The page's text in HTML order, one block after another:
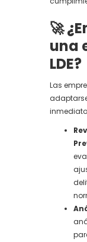
🚀
una
LDE?
Las